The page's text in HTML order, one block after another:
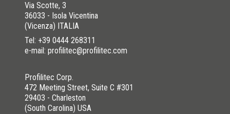
Dostępny w kolorze mosiądzu naturalnego (ON) lub mosiądzu
polerowanego (OL).
Via Scotte, 3
36033 - Isola Vicentina
(Vicenza) ITALIA
Tel: +39 0444 268311
e-mail: profilitec@profilitec.com
Profilitec Corp.
472 Meeting Street, Suite C #301
29403 - Charleston
(South Carolina) USA